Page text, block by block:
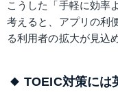
こうした「手軽に効率
考えると、アプリの利
る利用者の拡大が見込
TOEIC対策には